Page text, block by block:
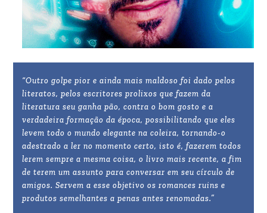
“Outro golpe pior e ainda mais maldoso foi dado pelos
literatos, pelos escritores prolixos que fazem da
literatura seu ganha pão, contra o bom gosto e a
verdadeira formação da época, possibilitando que eles
levem todo o mundo elegante na coleira, tornando-o
adestrado a ler no momento certo, isto é, fazerem todos
lerem sempre a mesma coisa, o livro mais recente, a fim
de terem um assunto para conversar em seu círculo de
amigos. Servem a esse objetivo os romances ruins e
produtos semelhantes a penas antes renomadas.”